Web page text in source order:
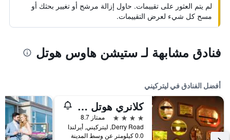
لم يتم العثور على تقييمات. حاول إزالة مرشح أو تغيير بحثك أو
مسح كل شيء لعرض التقييمات.
فنادق مشابهة لـ ستيشن هاوس هوتل
أفضل الفنادق في ليتركيني
كلانري هوتل آند ليجر سنتر
4 نجوم
ممتاز 8.7
Derry Road, ليتركيني, أيرلندا
0.0 كيلومتر عن وسط المدينة